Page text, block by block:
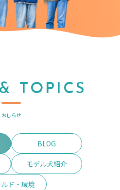
TOPICS
おしらせ
BLOG
モデル犬紹介
ド・環境